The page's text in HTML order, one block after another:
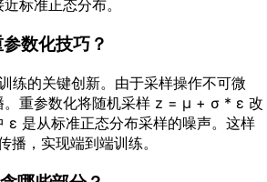
标准正态分布。
数化技巧？
练的关键创新。由于采样操作不可微
。重参数化将随机采样 z = μ + σ * ε 改
ε 是从标准正态分布采样的噪声。这样
，实现端到端训练。